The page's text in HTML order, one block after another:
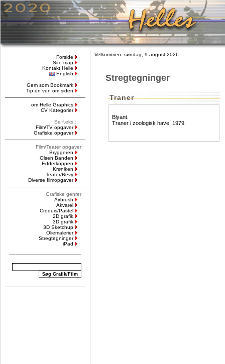
Forside
Site map
Kontakt Helle
English
Gem som Bookmark
Tip en ven om siden
om Helle Graphics
CV Kategorier
Se f.eks.:
Film/TV opgaver
Grafiske opgaver
Film/Teater opgaver
Bryggeren
Olsen Banden
Edderkoppen
Krøniken
Teater/Revy
Diverse filmopgaver
Grafiske genrer
Airbrush
Akvarel
Croquis/Pastel
2D grafik
3D grafik
3D Sketchup
Oliemalerier
Stregtegninger
iPad
Velkommen søndag, 9 august 2026
Stregtegninger
Traner
Blyant.
Traner i zoologisk have, 1979.